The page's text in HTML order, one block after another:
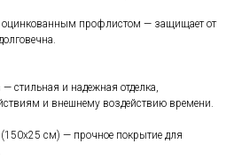
оцинкованным профлистом — защищает от
— стильная и надежная отделка,
и внешнему воздействию времени.
см) — прочное покрытие для